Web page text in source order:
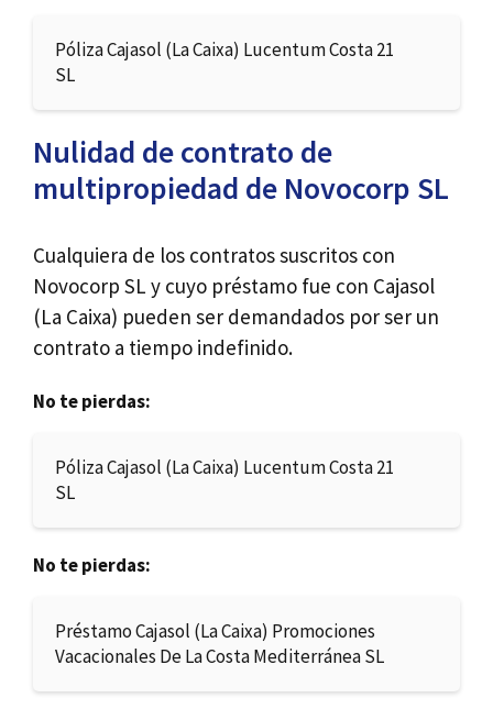
Póliza Cajasol (La Caixa) Lucentum Costa 21
SL
Nulidad de contrato de
multipropiedad de Novocorp SL
Cualquiera de los contratos suscritos con
Novocorp SL y cuyo préstamo fue con Cajasol
(La Caixa) pueden ser demandados por ser un
contrato a tiempo indefinido.
No te pierdas:
Póliza Cajasol (La Caixa) Lucentum Costa 21
SL
No te pierdas:
Préstamo Cajasol (La Caixa) Promociones
Vacacionales De La Costa Mediterránea SL